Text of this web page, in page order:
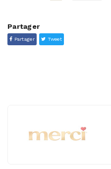
Partager
Partager Tweet